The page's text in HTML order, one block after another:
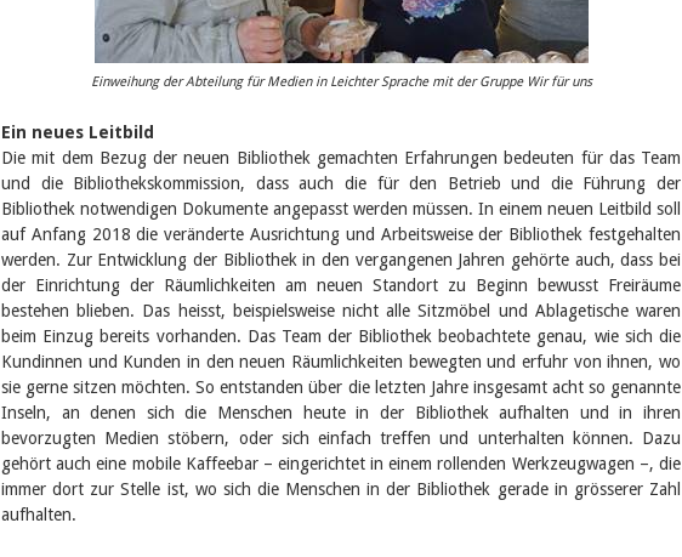
Einweihung der Abteilung für Medien in Leichter Sprache mit der Gruppe Wir für uns
Ein neues Leitbild
Die mit dem Bezug der neuen Bibliothek gemachten Erfahrungen bedeuten für das Team
und die Bibliothekskommission, dass auch die für den Betrieb und die Führung der
Bibliothek notwendigen Dokumente angepasst werden müssen. In einem neuen Leitbild soll
auf Anfang 2018 die veränderte Ausrichtung und Arbeitsweise der Bibliothek festgehalten
werden. Zur Entwicklung der Bibliothek in den vergangenen Jahren gehörte auch, dass bei
der Einrichtung der Räumlichkeiten am neuen Standort zu Beginn bewusst Freiräume
bestehen blieben. Das heisst, beispielsweise nicht alle Sitzmöbel und Ablagetische waren
beim Einzug bereits vorhanden. Das Team der Bibliothek beobachtete genau, wie sich die
Kundinnen und Kunden in den neuen Räumlichkeiten bewegten und erfuhr von ihnen, wo
sie gerne sitzen möchten. So entstanden über die letzten Jahre insgesamt acht so genannte
Inseln, an denen sich die Menschen heute in der Bibliothek aufhalten und in ihren
bevorzugten Medien stöbern, oder sich einfach treffen und unterhalten können. Dazu
gehört auch eine mobile Kaffeebar – eingerichtet in einem rollenden Werkzeugwagen –, die
immer dort zur Stelle ist, wo sich die Menschen in der Bibliothek gerade in grösserer Zahl
aufhalten.